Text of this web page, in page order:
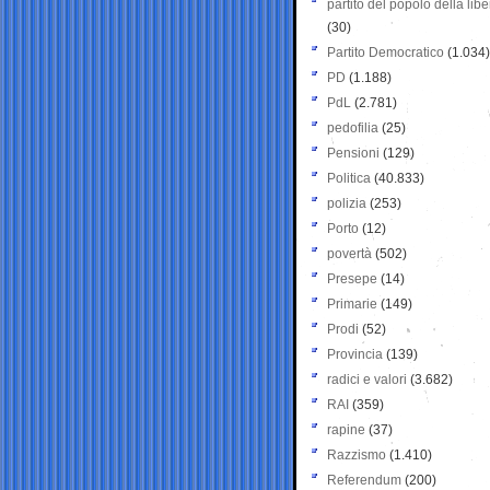
partito del popolo della
(30)
Partito Democratico (1.034)
PD (1.188)
PdL (2.781)
pedofilia (25)
Pensioni (129)
Politica (40.833)
polizia (253)
Porto (12)
povertà (502)
Presepe (14)
Primarie (149)
Prodi (52)
Provincia (139)
radici e valori (3.682)
RAI (359)
rapine (37)
Razzismo (1.410)
Referendum (200)